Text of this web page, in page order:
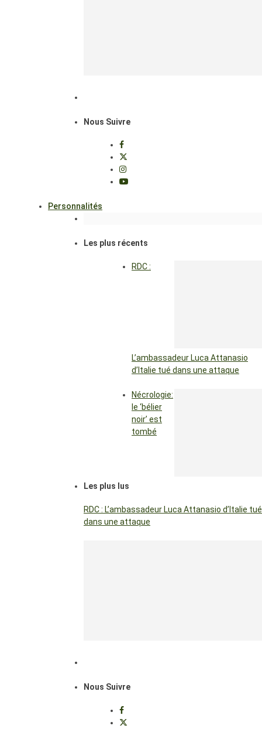
Nous Suivre
Personnalités
Les plus récents
RDC :
L’ambassadeur Luca Attanasio
d’Italie tué dans une attaque
Nécrologie:
le ‘bélier
noir’ est
tombé
Les plus lus
RDC : L’ambassadeur Luca Attanasio d’Italie tué
dans une attaque
Nous Suivre